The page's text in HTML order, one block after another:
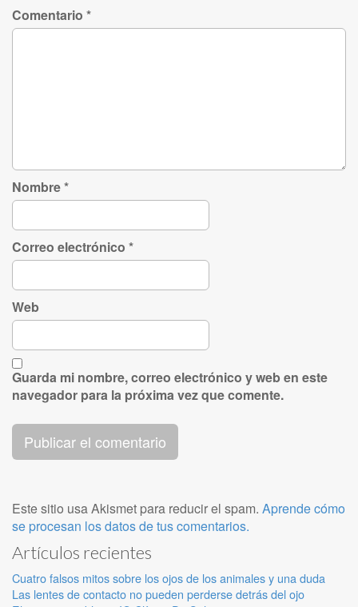
Comentario *
Nombre*
Correo electrónico *
Web
Guarda mi nombre, correo electrónico y web en este
navegador para la próxima vez que comente.
Este sitio usa Akismet para reducir el spam. Aprende cómo
se procesan los datos de tus comentarios.
Artículos recientes
Cuatro falsos mitos sobre los ojos de los animales y una duda
Las lentes de contacto no pueden perderse detrás del ojo